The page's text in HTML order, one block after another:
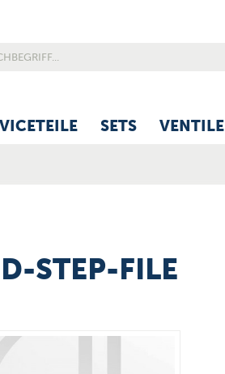
SETS VENTILE
STEP-FILE